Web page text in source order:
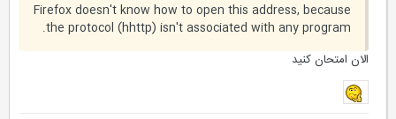
Firefox doesn't know how to open this address, because
the protocol (hhttp) isn't associated with any program.
الان امتحان کنید